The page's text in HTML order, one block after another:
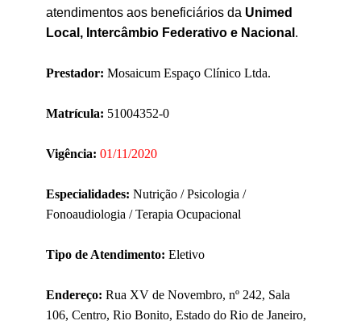
atendimentos aos beneficiários da Unimed
Local, Intercâmbio Federativo e Nacional .
Prestador: Mosaicum Espaço Clínico Ltda.
Matrícula: 51004352-0
Vigência: 01/11/2020
Especialidades: Nutrição / Psicologia /
Fonoaudiologia / Terapia Ocupacional
Tipo de Atendimento: Eletivo
Endereço: Rua XV de Novembro, nº 242, Sala
106, Centro, Rio Bonito, Estado do Rio de Janeiro,